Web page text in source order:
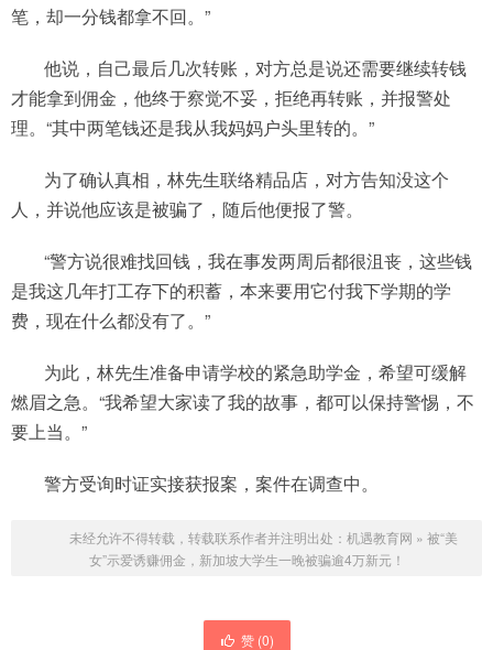
笔，却一分钱都拿不回。”
他说，自己最后几次转账，对方总是说还需要继续转钱
才能拿到佣金，他终于察觉不妥，拒绝再转账，并报警处
理。“其中两笔钱还是我从我妈妈户头里转的。”
为了确认真相，林先生联络精品店，对方告知没这个
人，并说他应该是被骗了，随后他便报了警。
“警方说很难找回钱，我在事发两周后都很沮丧，这些钱
是我这几年打工存下的积蓄，本来要用它付我下学期的学
费，现在什么都没有了。”
为此，林先生准备申请学校的紧急助学金，希望可缓解
燃眉之急。“我希望大家读了我的故事，都可以保持警惕，不
要上当。”
警方受询时证实接获报案，案件在调查中。
未经允许不得转载，转载联系作者并注明出处： 机遇教育网 » 被“美
女”示爱诱赚佣金，新加坡大学生一晚被骗逾4万新元！
赞 (0)